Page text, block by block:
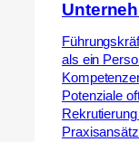
als ein
Potenziale